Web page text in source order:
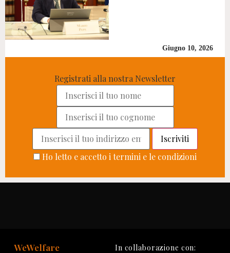
Giugno 10, 2026
Registrati alla nostra Newsletter
Ho letto e accetto i termini e le condizioni
WeWelfare In collaborazione con: